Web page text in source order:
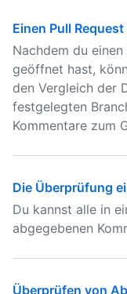
Einen Pull
Nachdem du
geöffnet hast,
den Vergleich der
festgelegten
Kommentare zum
Die Überprüfung
Du kannst alle in
abgegebenen
Überprüfen von